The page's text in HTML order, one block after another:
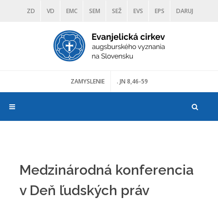
ZD VD EMC SEM SEŽ EVS EPS DARUJ
DIAKONIA ŠKOLY TRANOSCIUS
ZAMYSLENIE . JN 8,46-59
Medzinárodná konferencia
v Deň ľudských práv